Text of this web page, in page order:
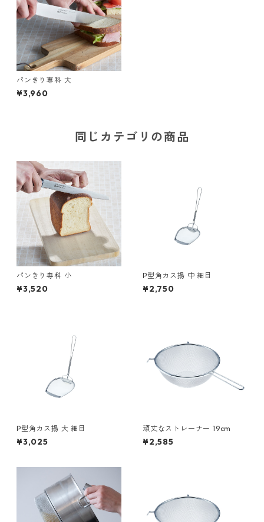
パンきり専科 大
¥3,960
同じカテゴリの商品
パンきり専科 小
¥3,520
P型角カス揚 中 細目
¥2,750
P型角カス揚 大 細目
¥3,025
頑丈なストレーナー 19cm
¥2,585